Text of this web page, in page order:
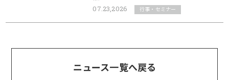
07.23,2026 行事・セミナー
ニュース一覧へ戻る